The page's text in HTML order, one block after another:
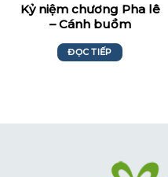
Kỷ niệm chương Pha lê
– Cánh buồm
ĐỌC TIẾP